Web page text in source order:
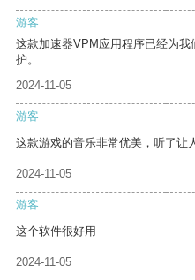
游客
这款加速器VPM应用程序已经为
护。
2024-11-05
游客
这款游戏的音乐非常优美，听了让
2024-11-05
游客
这个软件很好用
2024-11-05